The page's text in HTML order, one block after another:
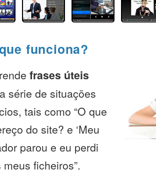
funciona?
frases úteis
série de situações
tais como “O que
do site? e ‘Meu
parou e eu perdi
ficheiros”.